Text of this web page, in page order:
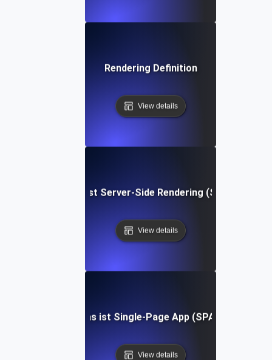
Rendering Definition
View details
Was ist Server-Side Rendering (SSR)?
View details
Was ist Single-Page App (SPA)?
View details